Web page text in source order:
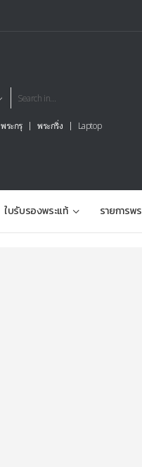
พระกรุ พระกริ่ง Laptop
ใบรับรองพระแท้ รายการพ